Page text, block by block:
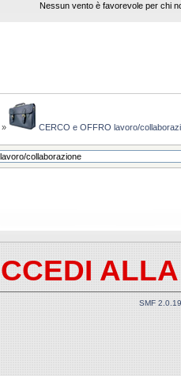
Nessun vento è favorevole per chi
» CERCO e OFFRO lavoro/
SMF 2.0.19